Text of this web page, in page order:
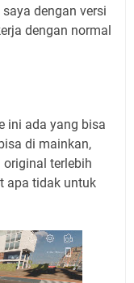
dengan versi
dengan normal
ini ada yang bisa
di mainkan,
terlebih
apa tidak untuk